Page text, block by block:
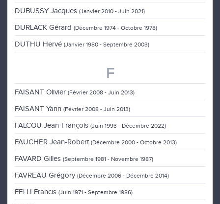
DUBUSSY Jacques (Janvier 2010 - Juin 2021)
DURLACK Gérard (Décembre 1974 - Octobre 1978)
DUTHU Hervé (Janvier 1980 - Septembre 2003)
F
FAISANT Olivier (Février 2008 - Juin 2013)
FAISANT Yann (Février 2008 - Juin 2013)
FALCOU Jean-François (Juin 1993 - Décembre 2022)
FAUCHER Jean-Robert (Décembre 2000 - Octobre 2013)
FAVARD Gilles (Septembre 1981 - Novembre 1987)
FAVREAU Grégory (Décembre 2006 - Décembre 2014)
FELLI Francis (Juin 1971 - Septembre 1986)